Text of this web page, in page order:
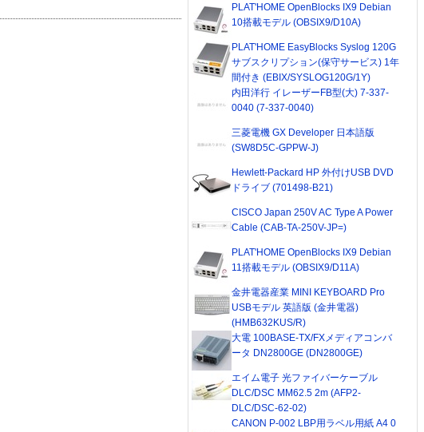
PLAT'HOME OpenBlocks IX9 Debian
10搭載モデル (OBSIX9/D10A)
PLAT'HOME EasyBlocks Syslog 120G
サブスクリプション(保守サービス) 1年
間付き (EBIX/SYSLOG120G/1Y)
内田洋行 イレーザーFB型(大) 7-337-
0040 (7-337-0040)
三菱電機 GX Developer 日本語版
(SW8D5C-GPPW-J)
Hewlett-Packard HP 外付けUSB DVD
ドライブ (701498-B21)
CISCO Japan 250V AC Type A Power
Cable (CAB-TA-250V-JP=)
PLAT'HOME OpenBlocks IX9 Debian
11搭載モデル (OBSIX9/D11A)
金井電器産業 MINI KEYBOARD Pro
USBモデル 英語版 (金井電器)
(HMB632KUS/R)
大電 100BASE-TX/FXメディアコンバ
ータ DN2800GE (DN2800GE)
エイム電子 光ファイバーケーブル
DLC/DSC MM62.5 2m (AFP2-
DLC/DSC-62-02)
CANON P-002 LBP用ラベル用紙 A4 0